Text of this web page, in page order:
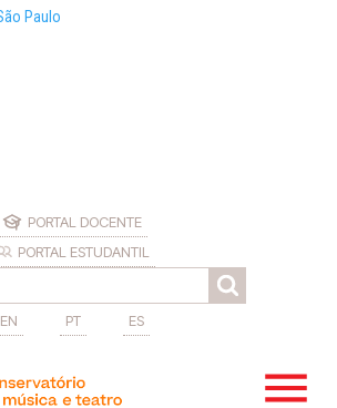
PORTAL DOCENTE
PORTAL ESTUDANTIL
EN PT ES